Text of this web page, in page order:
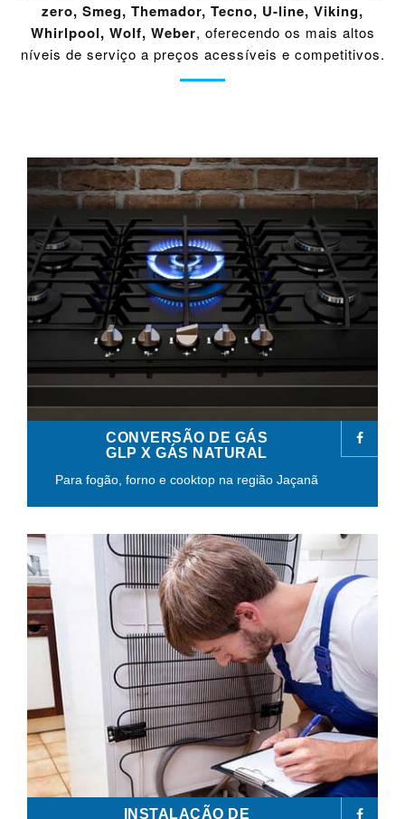
zero, Smeg, Themador, Tecno, U-line, Viking,
Whirlpool, Wolf, Weber, oferecendo os mais altos
níveis de serviço a preços acessíveis e competitivos.
CONVERSÃO DE GÁS
GLP X GÁS NATURAL
Para fogão, forno e cooktop na região Jaçanã
INSTALAÇÃO DE